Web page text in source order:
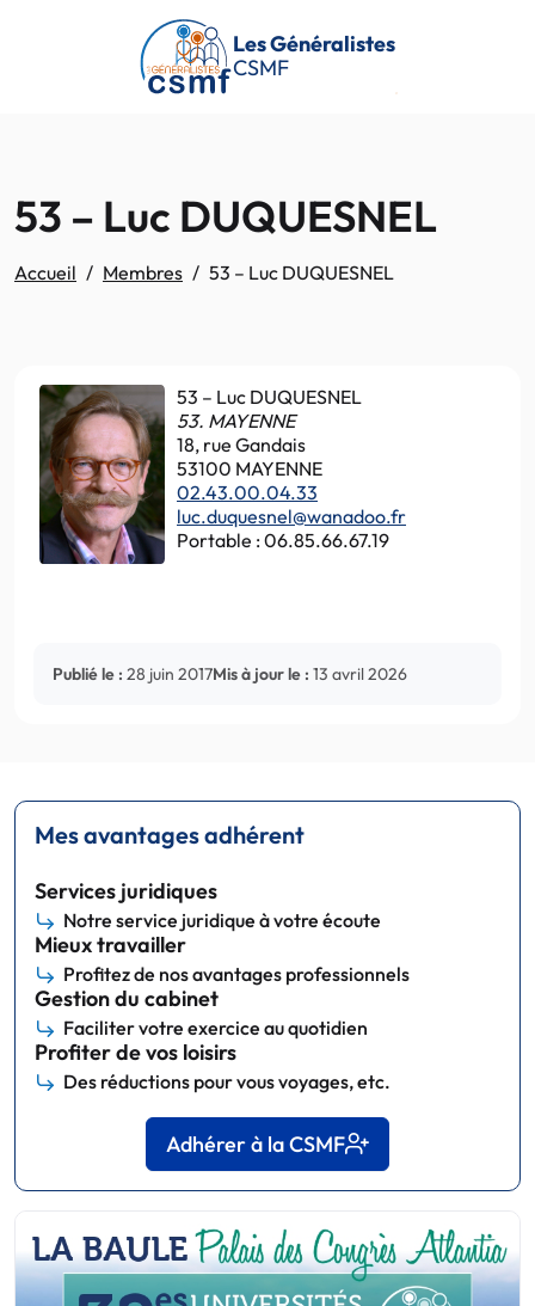
Passer au contenu principal
Les Généralistes
CSMF
53 – Luc DUQUESNEL
Accueil Membres 53 – Luc DUQUESNEL
53 – Luc DUQUESNEL
53. MAYENNE
18, rue Gandais
53100 MAYENNE
02.43.00.04.33
luc.duquesnel@wanadoo.fr
Portable : 06.85.66.67.19
Publié le : 28 juin 2017Mis à jour le : 13 avril 2026
Mes avantages adhérent
Services juridiques
Notre service juridique à votre écoute
Mieux travailler
Profitez de nos avantages professionnels
Gestion du cabinet
Faciliter votre exercice au quotidien
Profiter de vos loisirs
Des réductions pour vous voyages, etc.
Adhérer à la CSMF